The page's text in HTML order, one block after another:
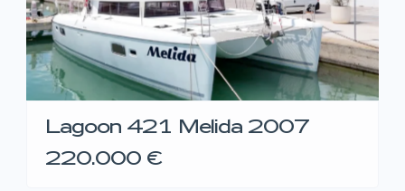
Lagoon 421 Melida 2007
220.000 €